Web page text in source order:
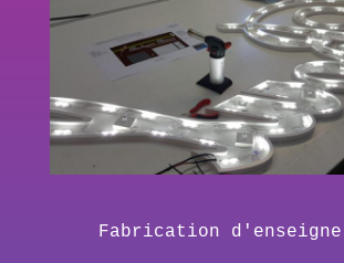
Fabrication